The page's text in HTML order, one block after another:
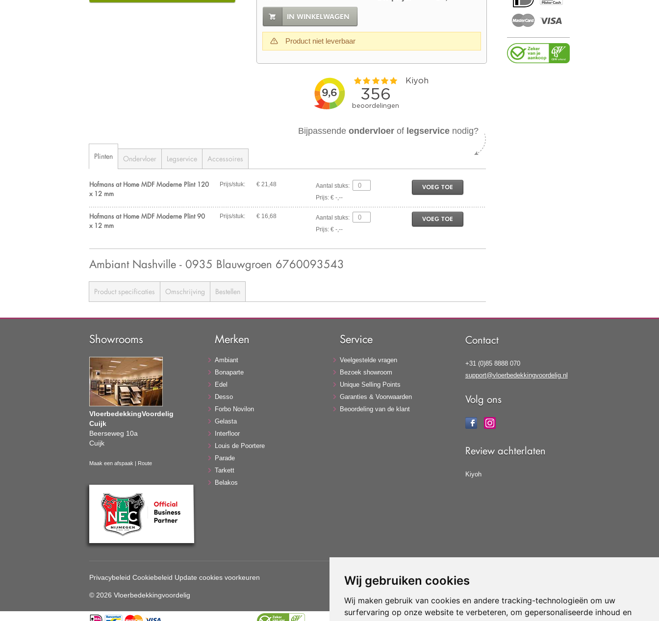
Wij gebruiken cookies
Wij maken gebruik van cookies en andere tracking-technologieën om uw
surfervaring op onze website te verbeteren, om gepersonaliseerde inhoud en
IN WINKELWAGEN
Product niet leverbaar
Bijpassendeondervloer of legservice nodig?
Plinten Ondervloer Legservice Accessoires
Hofmans at Home MDF Moderne Plint 120
x 12 mm
Prijs/stuk: € 21,48
Aantal stuks:
Prijs: € -,--
VOEG TOE
Hofmans at Home MDF Moderne Plint 90
x 12 mm
Prijs/stuk: € 16,68
Aantal stuks:
Prijs: € -,--
VOEG TOE
Ambiant Nashville - 0935 Blauwgroen 6760093543
Product specificaties Omschrijving Bestellen
Showrooms
VloerbedekkingVoordelig
Cuijk
Beerseweg 10a
Cuijk
Maak een afspaak | Route
Merken
Ambiant
Bonaparte
Edel
Desso
Forbo Novilon
Gelasta
Interfloor
Louis de Poortere
Parade
Tarkett
Belakos
Service
Veelgestelde vragen
Bezoek showroom
Unique Selling Points
Garanties & Voorwaarden
Beoordeling van de klant
Contact
+31 (0)85 8888 070
support@vloerbedekkingvoordelig.nl
Volg ons
Review achterlaten
Kiyoh
Privacybeleid Cookiebeleid Update cookies voorkeuren
© 2026 Vloerbedekkingvoordelig
Gebruik van deze site betekent dat u dealgemene voorwaarden